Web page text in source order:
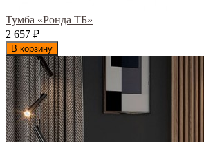
Тумба «Ронда ТБ»
2 657 ₽
В корзину